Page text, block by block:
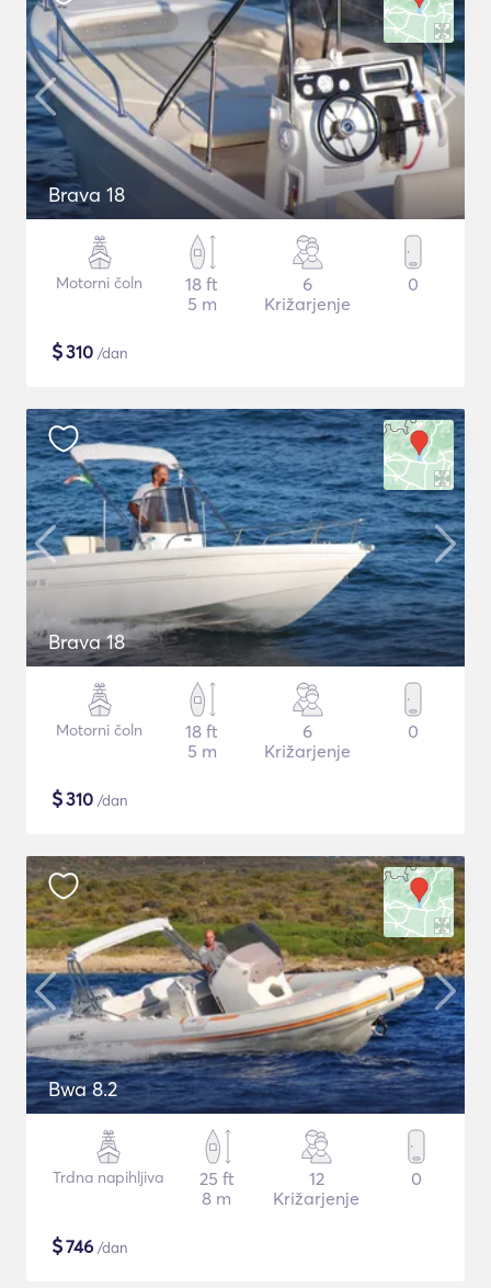
Brava 18
Motorni čoln
18 ft
5 m
6
Križarjenje
0
$310 /dan
Brava 18
Motorni čoln
18 ft
5 m
6
Križarjenje
0
$310 /dan
Bwa 8.2
Trdna napihljiva
25 ft
8 m
12
Križarjenje
0
$746 /dan